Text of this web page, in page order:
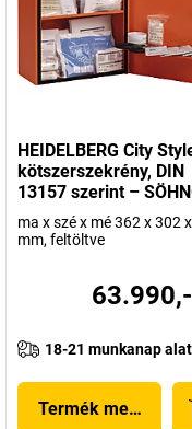
HEIDELBERG City
kötszerszekrény, DIN
13157 szerint –
ma x szé x mé 362 x 302
mm, feltöltve
18-21 munkanap
Termék